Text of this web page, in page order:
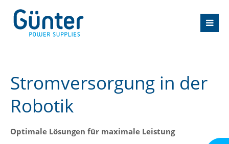
Stromversorgung in der
Robotik
Optimale Lösungen für maximale Leistung